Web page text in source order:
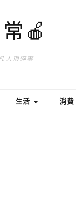
🍎
人瑣碎事
生活 消費